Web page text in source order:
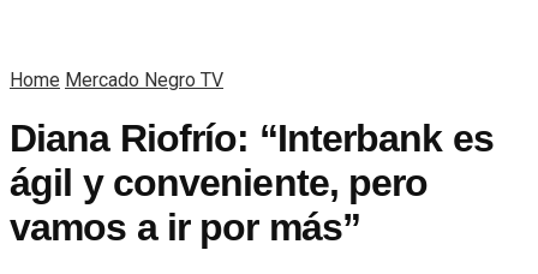
Home Mercado Negro TV
Diana Riofrío: “Interbank es
ágil y conveniente, pero
vamos a ir por más”